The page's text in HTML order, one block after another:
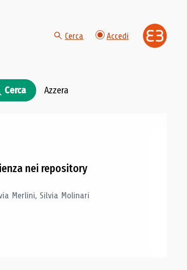
Cerca Accedi
Cerca Azzera
nei repository
Merlini, Silvia Molinari